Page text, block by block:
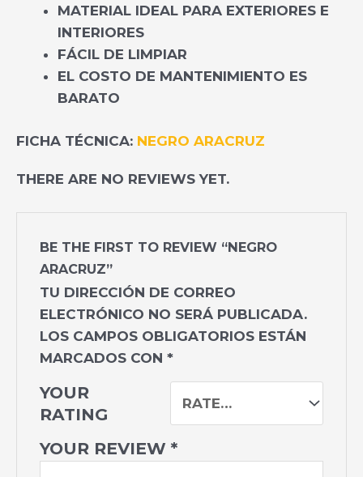
MATERIAL IDEAL PARA EXTERIORES E
INTERIORES
FÁCIL DE LIMPIAR
EL COSTO DE MANTENIMIENTO ES
BARATO
FICHA TÉCNICA: NEGRO ARACRUZ
THERE ARE NO REVIEWS YET.
BE THE FIRST TO REVIEW “NEGRO
ARACRUZ”
TU DIRECCIÓN DE CORREO
ELECTRÓNICO NO SERÁ PUBLICADA.
LOS CAMPOS OBLIGATORIOS ESTÁN
MARCADOS CON*
YOUR
RATING
YOUR REVIEW*